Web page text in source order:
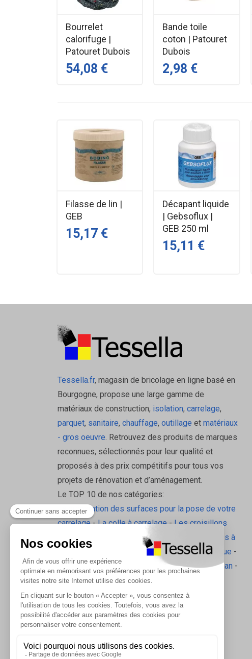
Bourrelet
calorifuge |
Patouret Dubois
54,08 €
Bande toile
coton | Patouret
Dubois
2,98 €
Filasse de lin |
GEB
15,17 €
Décapant liquide
| Gebsoflux |
GEB 250 ml
15,11 €
Tessella.fr, magasin de bricolage en ligne basé en
Bourgogne, propose une large gamme de
matériaux de construction, isolation, carrelage,
parquet, sanitaire, chauffage, outillage et matériaux
- gros oeuvre . Retrouvez des produits de marques
reconnues, sélectionnés pour leur qualité et
proposés à des prix compétitifs pour tous vos
projets de rénovation et d’aménagement.
Le TOP 10 de nos catégories:
La préparation des surfaces pour la pose de votre
carrelage-La colle à carrelage- Les croisillons
pavilift
Le carrelage sol intérieur
Les plinthes à
-L'isolation écologique -
Les accessoires d'isolation
Radiateurs Brugman -
Les tablettes de douche